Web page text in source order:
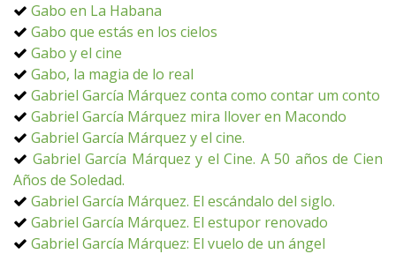
Gabo en La Habana
Gabo que estás en los cielos
Gabo y el cine
Gabo, la magia de lo real
Gabriel García Márquez conta como contar um conto
Gabriel García Márquez mira llover en Macondo
Gabriel García Márquez y el cine.
Gabriel García Márquez y el Cine. A 50 años de Cien
Años de Soledad.
Gabriel García Márquez. El escándalo del siglo.
Gabriel García Márquez. El estupor renovado
Gabriel García Márquez: El vuelo de un ángel